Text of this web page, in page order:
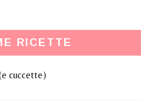
RICETTE
cuccette)